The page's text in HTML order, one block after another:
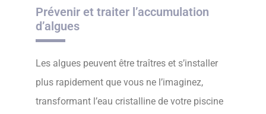
Prévenir et traiter l’accumulation
d’algues
Les algues peuvent être traîtres et s’installer
plus rapidement que vous ne l’imaginez,
transformant l’eau cristalline de votre piscine